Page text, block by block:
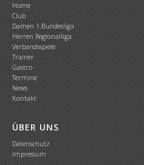
Home
Club
Damen 1.Bundesliga
Herren Regionalliga
Verbandsspiele
Trainer
Gastro
Termine
News
Kontakt
ÜBER UNS
Datenschutz
Impressum